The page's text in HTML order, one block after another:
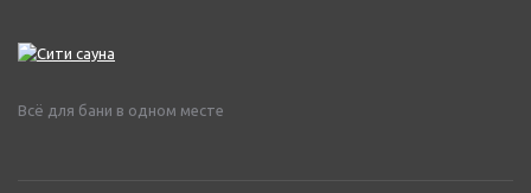
Всё для бани в одном месте